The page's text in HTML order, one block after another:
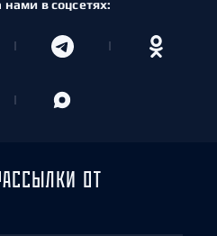
в соцсетях:
ОТ